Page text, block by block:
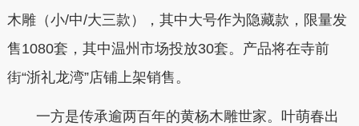
木雕（小/中/大三款），其中大号作为隐藏款，限量发
售1080套，其中温州市场投放30套。产品将在寺前
街“浙礼龙湾”店铺上架销售。
一方是传承逾两百年的黄杨木雕世家。叶萌春出